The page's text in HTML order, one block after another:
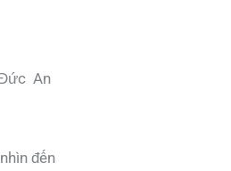
Đức An
đến